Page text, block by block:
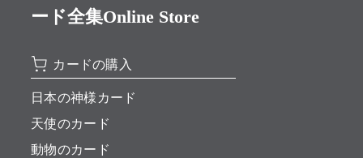
ード全集Online Store
カードの購入
日本の神様カード
天使のカード
動物のカード